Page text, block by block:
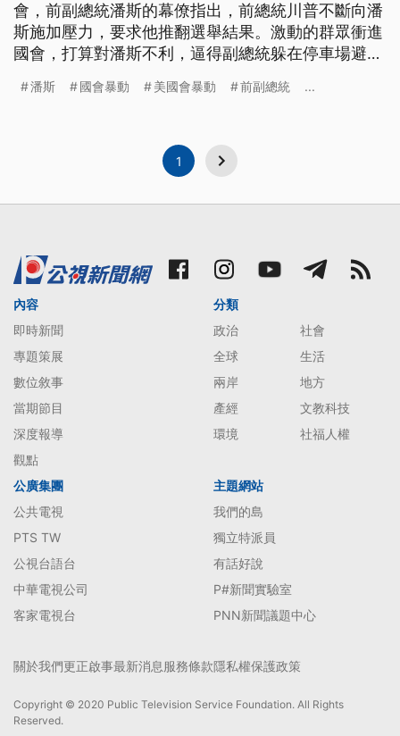
會，前副總統潘斯的幕僚指出，前總統川普不斷向潘
斯施加壓力，要求他推翻選舉結果。激動的群眾衝進
國會，打算對潘斯不利，逼得副總統躲在停車場避
潘斯 國會暴動 美國會暴動 前副總統 ...
1
內容
即時新聞
專題策展
數位敘事
當期節目
深度報導
觀點
分類
政治
社會
全球
生活
兩岸
地方
產經
文教科技
環境
社福人權
公廣集團
公共電視
PTS TW
公視台語台
中華電視公司
客家電視台
主題網站
我們的島
獨立特派員
有話好說
P#新聞實驗室
PNN新聞議題中心
關於我們更正啟事最新消息服務條款隱私權保護政策
Copyright © 2020 Public Television Service Foundation. All Rights
Reserved.